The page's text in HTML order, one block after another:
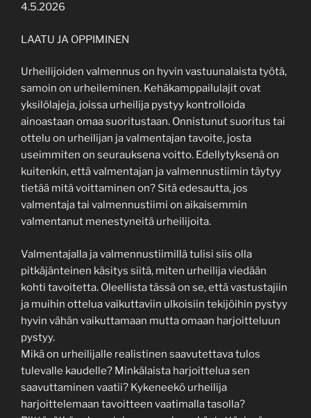
4.5.2026
LAATU JA OPPIMINEN
Urheilijoiden valmennus on hyvin vastuunalaista työtä,
samoin on urheileminen. Kehäkamppailulajit ovat
yksilölajeja, joissa urheilija pystyy kontrolloida
ainoastaan omaa suoritustaan. Onnistunut suoritus tai
ottelu on urheilijan ja valmentajan tavoite, josta
useimmiten on seurauksena voitto. Edellytyksenä on
kuitenkin, että valmentajan ja valmennustiimin täytyy
tietää mitä voittaminen on? Sitä edesautta, jos
valmentaja tai valmennustiimi on aikaisemmin
valmentanut menestyneitä urheilijoita.
Valmentajalla ja valmennustiimillä tulisi siis olla
pitkäjänteinen käsitys siitä, miten urheilija viedään
kohti tavoitetta. Oleellista tässä on se, että vastustajiin
ja muihin ottelua vaikuttaviin ulkoisiin tekijöihin pystyy
hyvin vähän vaikuttamaan mutta omaan harjoitteluun
pystyy.
Mikä on urheilijalle realistinen saavutettava tulos
tulevalle kaudelle? Minkälaista harjoittelua sen
saavuttaminen vaatii? Kykeneekö urheilija
harjoittelemaan tavoitteen vaatimalla tasolla?